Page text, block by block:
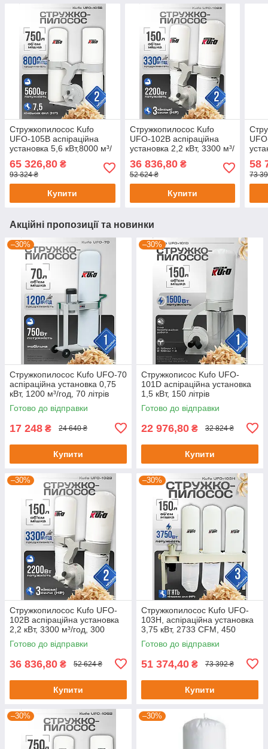
Стружкопилосос Kufo
UFO-105B аспіраційна
установка 5,6 кВт,8000 м³/
65 326,80 ₴
93 324 ₴
Купити
Стружкопилосос Kufo
UFO-102B аспіраційна
установка 2,2 кВт, 3300 м³/
36 836,80₴
52 624 ₴
Купити
58
73
Акційні пропозиції та новинки
–30%
Стружкопилосос Kufo UFO-70
аспіраційна установка 0,75
кВт, 1200 м³/год, 70 літрів
Готово до відправки
17 248 ₴ 24 640 ₴
Купити
–30%
Стружкописос Kufo UFO-
101D аспіраційна установка
1,5 кВт, 150 літрів
Готово до відправки
22 976,80 ₴ 32 824 ₴
Купити
–30%
Стружкопилосос Kufo UFO-
102B аспіраційна установка
2,2 кВт, 3300 м³/год, 300
літрів
Готово до відправки
36 836,80 ₴ 52 624 ₴
Купити
–30%
Стружкопилосос Kufo UFO-
103H, аспіраційна установка
3,75 кВт, 2733 CFM, 450
літрів
Готово до відправки
51 374,40 ₴ 73 392 ₴
Купити
–30% –30%